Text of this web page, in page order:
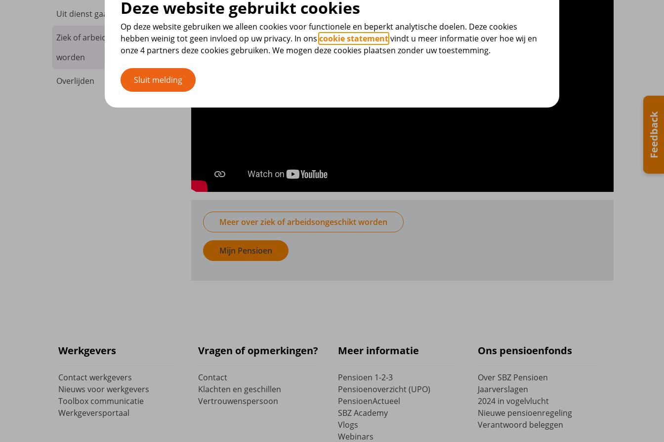
Uit dienst gaan
Ziek of arbeidsongeschikt
worden
Overlijden
Meer over ziek of arbeidsongeschikt worden
Mijn Pensioen
Werkgevers
Contact werkgevers
Nieuws voor werkgevers
Toolbox communicatie
Werkgeversportaal
Vragen of opmerkingen?
Contact
Klachten en geschillen
Vertrouwenspersoon
Meer informatie
Pensioen 1-2-3
Pensioenoverzicht (UPO)
PensioenActueel
SBZ Academy
Vlogs
Webinars
Ons pensioenfonds
Over SBZ Pensioen
Jaarverslagen
2024 in vogelvlucht
Nieuwe pensioenregeling
Verantwoord beleggen
Feedback
Deze website gebruikt cookies
Op deze website gebruiken we alleen cookies voor functionele en beperkt analytische doelen. Deze cookies
hebben weinig tot geen invloed op uw privacy. In ons cookie statementvindt u meer informatie over hoe wij en
onze 4 partners deze cookies gebruiken. We mogen deze cookies plaatsen zonder uw toestemming.
Sluit melding